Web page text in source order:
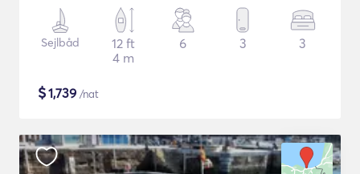
Sejlbåd
12 ft
4 m
6 3 3
$1,739 /nat